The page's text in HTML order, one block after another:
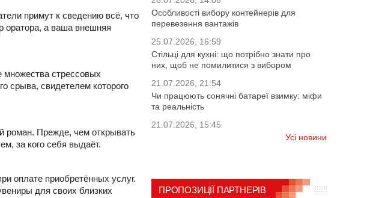
примут к сведению всё, что
оратора, а ваша внешняя
множества стрессовых
срыва, свидетелем которого
роман. Прежде, чем открывать
за кого себя выдаёт.
оплате приобретённых услуг.
для своих близких
Особливості вибору контейнерів для
перевезення вантажів
25.07.2026, 16:59
Стільці для кухні: що потрібно знати про
них, щоб не помилитися з вибором
21.07.2026, 21:54
Чи працюють сонячні батареї взимку: міфи
та реальність
21.07.2026, 15:45
Усі новини
ПРОПОЗИЦІЇ ПАРТНЕРІВ